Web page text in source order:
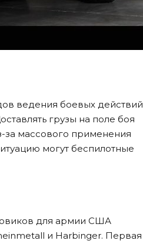
ведения боевых действий
грузы на поле боя
за массового применения
могут беспилотные
для армии США
и Harbinger. Первая